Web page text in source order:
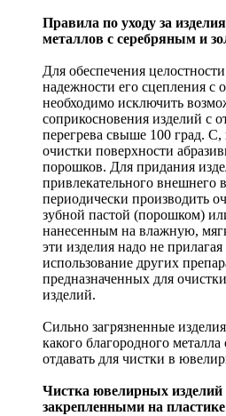
Правила по уходу за
металлов с серебряным и
Для обеспечения
надежности его сцепления с
необходимо исключить
соприкосновения изделий с
перегрева свыше 100 град. С,
очистки поверхности
порошков. Для придания
привлекательного внешнего
периодически производить
зубной пастой (порошком)
нанесенным на влажную,
эти изделия надо не
использование других
предназначенных для
изделий.
Сильно загрязненные
какого благородного
отдавать для чистки в
Чистка ювелирных изделий
закрепленными на пластике